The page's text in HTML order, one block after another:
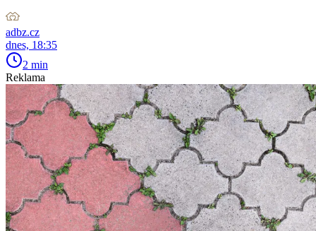
adbz.cz
dnes, 18:35
2 min
Reklama